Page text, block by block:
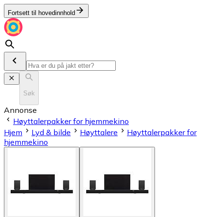
Fortsett til hovedinnhold
Søk
Annonse
Høyttalerpakker for hjemmekino
Hjem
Lyd & bilde Høyttalere
Høyttalerpakker for
hjemmekino